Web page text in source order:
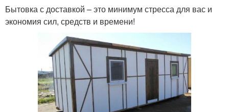
Бытовка с доставкой – это минимум стресса для вас и
экономия сил, средств и времени!